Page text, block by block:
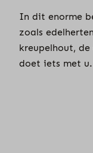
In dit enorme
zoals
kreupelhout,
doet iets met u.